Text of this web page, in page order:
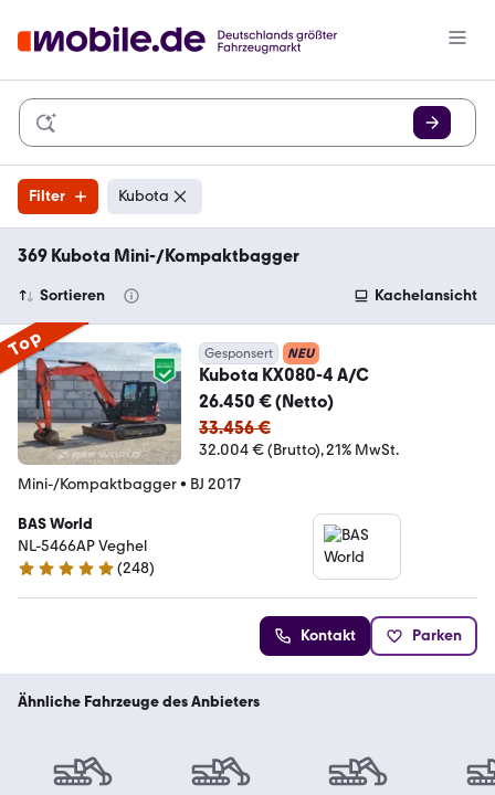
Filter Kubota
369 Kubota Mini-/Kompaktbagger
Sortieren Kachelansicht
Top Gesponsert NEU
Kubota KX080-4 A/C
26.450 € (Netto)
33.456 €
32.004 € (Brutto) 21% MwSt.
Mini-/Kompaktbagger• BJ 2017
BAS World
NL-5466AP Veghel
4.8 Sterne
(248)
Kontakt Parken
Ähnliche Fahrzeuge des Anbieters